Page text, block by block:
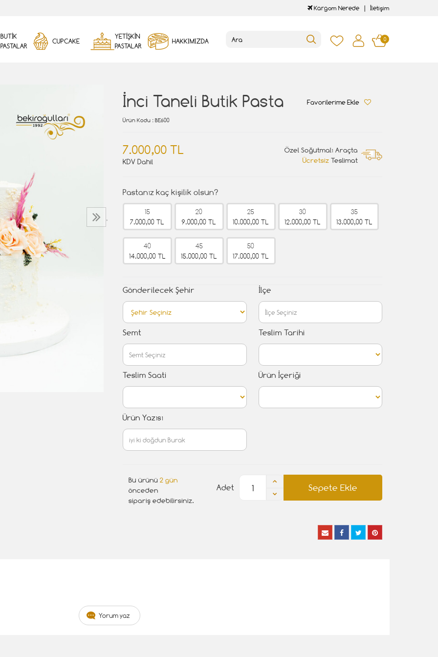
Kargom Nerede İletişim
BUTİK
PASTALAR
CUPCAKE
YETİŞKİN
PASTALAR
HAKKIMIZDA 0
›
İnci Taneli Butik Pasta Favorilerime Ekle
Ürün Kodu : BE600
7.000,00 TL
KDV Dahil
Özel Soğutmalı Araçta
Ücretsiz Teslimat
Pastanız kaç kişilik olsun?
15
7.000,00 TL
20
9.000,00 TL
25
10.000,00 TL
30
12.000,00 TL
35
13.000,00 TL
40
14.000,00 TL
45
15.000,00 TL
50
17.000,00 TL
Gönderilecek Şehir İlçe
Semt Teslim Tarihi
Teslim Saati Ürün İçeriği
Ürün Yazısı
Bu ürünü 2 gün
önceden
sipariş edebilirsiniz.
Sepete Ekle
Adet
Yorum yaz